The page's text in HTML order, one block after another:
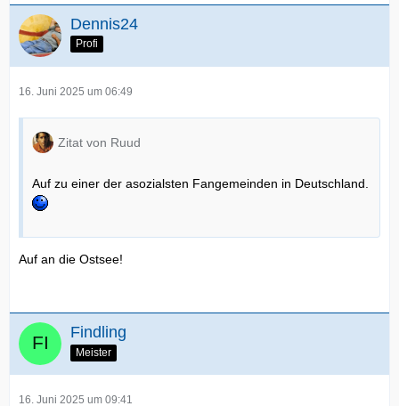
Dennis24
Profi
16. Juni 2025 um 06:49
Zitat von Ruud
Auf zu einer der asozialsten Fangemeinden in Deutschland.
Auf an die Ostsee!
Findling
Meister
16. Juni 2025 um 09:41